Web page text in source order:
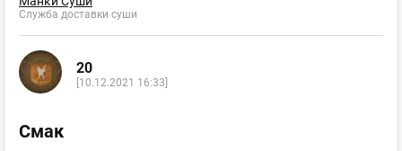
Служба доставки суши
20
[10.12.2021 16:33]
Смак